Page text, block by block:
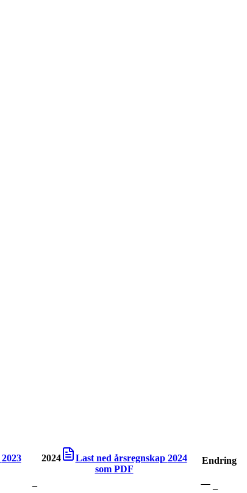
2023
2024 Last ned årsregnskap 2024
som PDF
Endring
– –